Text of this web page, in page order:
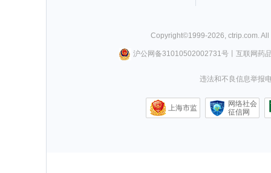
Copyright©1999-2026, ctrip.com.
沪公网备31010502002731号丨 互联网药
违法和不良信息举报
上海市监
网络社会
征信网